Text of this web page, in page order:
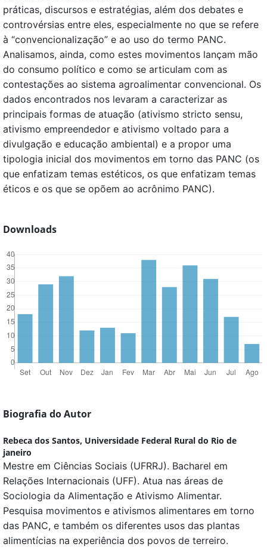
práticas, discursos e estratégias, além dos debates e
controvérsias entre eles, especialmente no que se refere
à “convencionalização” e ao uso do termo PANC.
Analisamos, ainda, como estes movimentos lançam mão
do consumo político e como se articulam com as
contestações ao sistema agroalimentar convencional. Os
dados encontrados nos levaram a caracterizar as
principais formas de atuação (ativismo stricto sensu,
ativismo empreendedor e ativismo voltado para a
divulgação e educação ambiental) e a propor uma
tipologia inicial dos movimentos em torno das PANC (os
que enfatizam temas estéticos, os que enfatizam temas
éticos e os que se opõem ao acrônimo PANC).
Downloads
Biografia do Autor
Rebeca dos Santos, Universidade Federal Rural do Rio de
janeiro
Mestre em Ciências Sociais (UFRRJ). Bacharel em
Relações Internacionais (UFF). Atua nas áreas de
Sociologia da Alimentação e Ativismo Alimentar.
Pesquisa movimentos e ativismos alimentares em torno
das PANC, e também os diferentes usos das plantas
alimentícias na experiência dos povos de terreiro.